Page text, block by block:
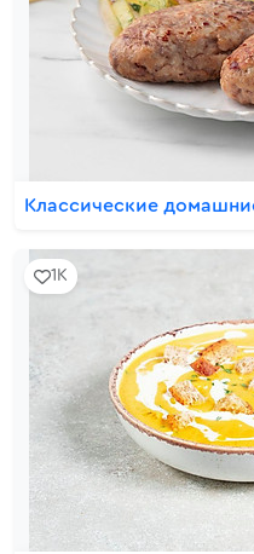
Классические
1K